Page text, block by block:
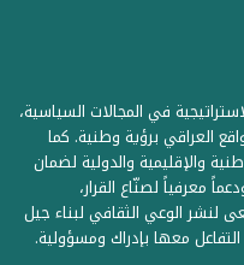
في المجالات السياسية،
العراقي برؤية وطنية. كما
والإقليمية والدولية لضمان
معرفياً لصنّاع القرار،
لنشر الوعي الثقافي لبناء جيل
معها بإدراك ومسؤولية.